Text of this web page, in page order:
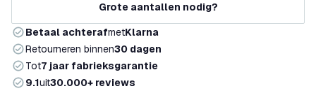
Grote aantallen nodig?
Betaal achterafmetKlarna
Retourneren binnen30 dagen
Tot7 jaar fabrieksgarantie
9.1uit30.000+ reviews